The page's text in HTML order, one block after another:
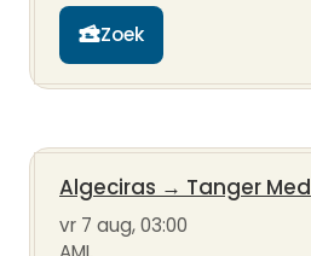
Zoek
Algeciras → Tanger Med
vr 7 aug, 03:00